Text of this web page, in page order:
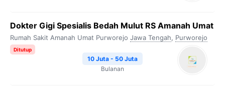
Dokter Gigi Spesialis Bedah Mulut RS Amanah Umat
Rumah Sakit Amanah Umat Purworejo Jawa Tengah, Purworejo
Ditutup
10 Juta - 50 Juta
Bulanan